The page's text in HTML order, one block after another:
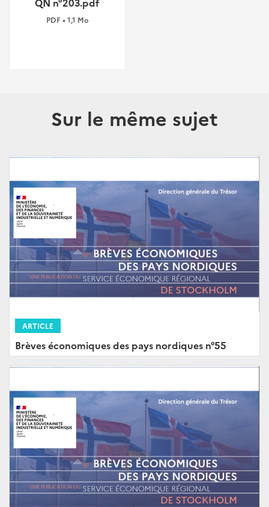
PDF • 1,1 Mo
Sur le même sujet
ARTICLE
Brèves économiques des pays nordiques n°55